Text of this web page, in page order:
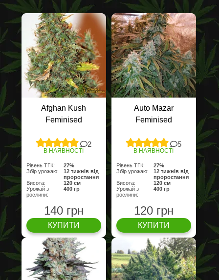
Afghan Kush
Feminised
2
В НАЯВНОСТІ
Рівень ТГК:
27%
Збір урожаю:
12 тижнів від
проростання
Висота:
120 см
Урожай з
рослини:
400 гр
140 грн
КУПИТИ
Auto Mazar
Feminised
5
В НАЯВНОСТІ
Рівень ТГК:
27%
Збір урожаю:
12 тижнів від
проростання
Висота:
120 см
Урожай з
рослини:
400 гр
120 грн
КУПИТИ